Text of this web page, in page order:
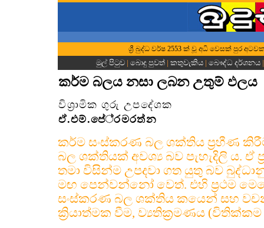
ශ්‍රී බුද්ධ වර්ෂ 2553 ක් වූ අධි වෙසක් පුර
මුල් පිටුව | බොදු පුවත්| කතුවැකිය| බෞද්ධ දර්ශනය
කර්ම බලය නසා ලබන උතුම් ඵලය
විශ්‍රාමික ගුරු උපදේශක
ඒ.එම්.පේ‍්‍රමරත්න
කර්ම සංස්කරණ බල ශක්තිය ප්‍රහීණ
බල ශක්තියක් අවශ්‍ය බව පැහැදිලි ය. ඒ
තමා විසින්ම උපදවා ගත යුතු බව
මඟ පෙන්වන්නෝ වෙත්. එහි ප්‍රථම
සංස්කරණ බල ශක්තිය කයෙන් සහ
ක්‍රියාත්මක වීම, ව්‍යතික්‍රමණය (විතික්කම